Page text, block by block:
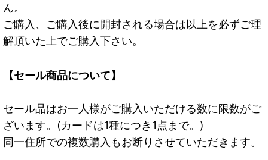
ん。
ご購入、ご購入後に開封される場合は以上を必ずご理
解頂いた上でご購入下さい。
【セール商品について】
セール品はお一人様がご購入いただける数に限数がご
ざいます。(カードは1種につき1点まで。)
同一住所での複数購入もお断りさせていただきます。